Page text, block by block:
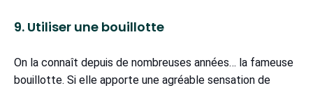
9. Utiliser une bouillotte
On la connaît depuis de nombreuses années… la fameuse
bouillotte. Si elle apporte une agréable sensation de